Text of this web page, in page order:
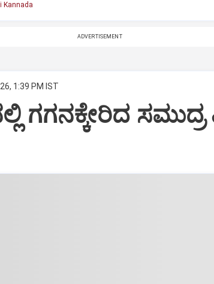
Kannada
ADVERTISEMENT
1:39 PM IST
ಗಗನಕ್ಕೇರಿದ